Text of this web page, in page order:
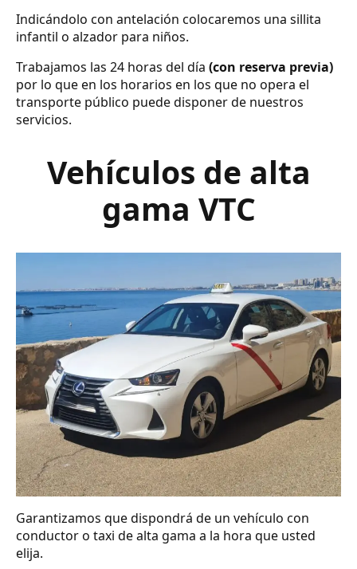
Indicándolo con antelación colocaremos una sillita
infantil o alzador para niños.
Trabajamos las 24 horas del día (con reserva previa)
por lo que en los horarios en los que no opera el
transporte público puede disponer de nuestros
servicios.
Vehículos de alta
gama VTC
Garantizamos que dispondrá de un vehículo con
conductor o taxi de alta gama a la hora que usted
elija.